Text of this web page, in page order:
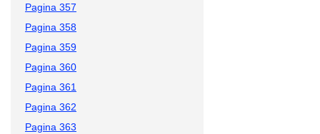
Pagina 357
Pagina 358
Pagina 359
Pagina 360
Pagina 361
Pagina 362
Pagina 363